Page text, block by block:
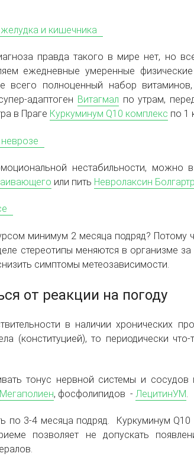
правда такого в мире нет, но
ежедневные умеренные
полноценный набор
адаптоген Витагмал по утрам,
в Праге Куркуминум Q10 комплекс по 1
нестабильности, можно
или пить Невролаксин
минимум 2 месяца подряд? Потому
стереотипы меняются в организме
симптомы метеозависимости.
от реакции на погоду
в наличии хронических
(конституцией), то периодически
тонус нервной системы и
Мегаполиен, фосфолипидов - ЛецитинУМ.
по 3-4 месяца подряд.
Куркуминум
позволяет не допускать